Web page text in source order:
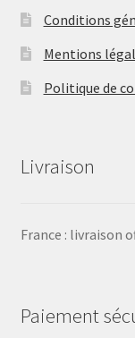
Conditions
Mentions
Politique de
Livraison
France : livraison
Paiement